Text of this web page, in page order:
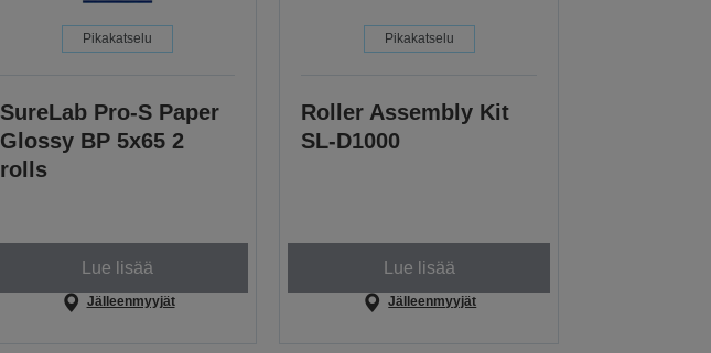
Pikakatselu
SureLab Pro-S Paper
Glossy BP 5x65 2
rolls
Lue lisää
Jälleenmyyjät
Pikakatselu
Roller Assembly Kit
SL-D1000
Lue lisää
Jälleenmyyjät